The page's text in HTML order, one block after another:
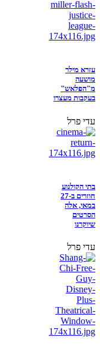
עזרא מילר
מושעה
מ"הפלאש"
בעקבות מעצרו
עדי פרל
בתי הקולנוע
חוזרים ב-27
במאי, אלה
הסרטים
שיוקרנו
עדי פרל